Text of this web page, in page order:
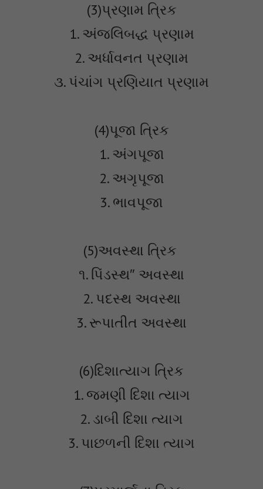
(3)પ્રણામ ત્રિક
1. અંજલિબદ્ધ પ્રણામ
2. અર્ધાવનત પ્રણામ
૩. પંચાંગ પ્રણિયાત પ્રણામ
(4)પૂજા ત્રિક
1. અંગપૂજા
2. અગૃપૂજા
3. ભાવપૂજા
(5)અવસ્થા ત્રિક
૧. પિંડસ્થ″ અવસ્થા
2. પદસ્થ અવસ્થા
3. રૂપાતીત અવસ્થા
(6)દિશાત્યાગ ત્રિક
1. જમણી દિશા ત્યાગ
2. ડાબી દિશા ત્યાગ
3. પાછળની દિશા ત્યાગ